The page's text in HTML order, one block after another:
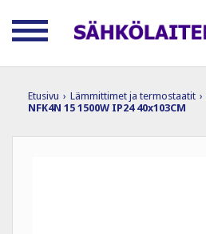
Etusivu › Lämmittimet ja termostaatit ›
NFK4N 15 1500W IP24 40x103CM